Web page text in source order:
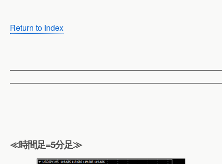
Return to Index
≪時間足=5分足≫